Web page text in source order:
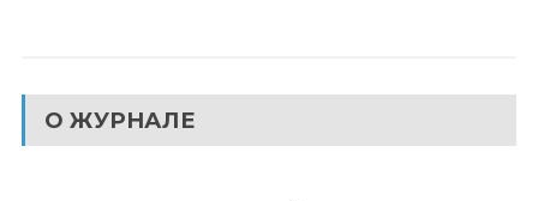
О ЖУРНАЛЕ